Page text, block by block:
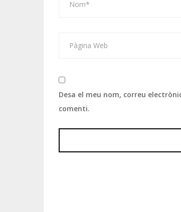
Desa el meu nom, correu
comenti.